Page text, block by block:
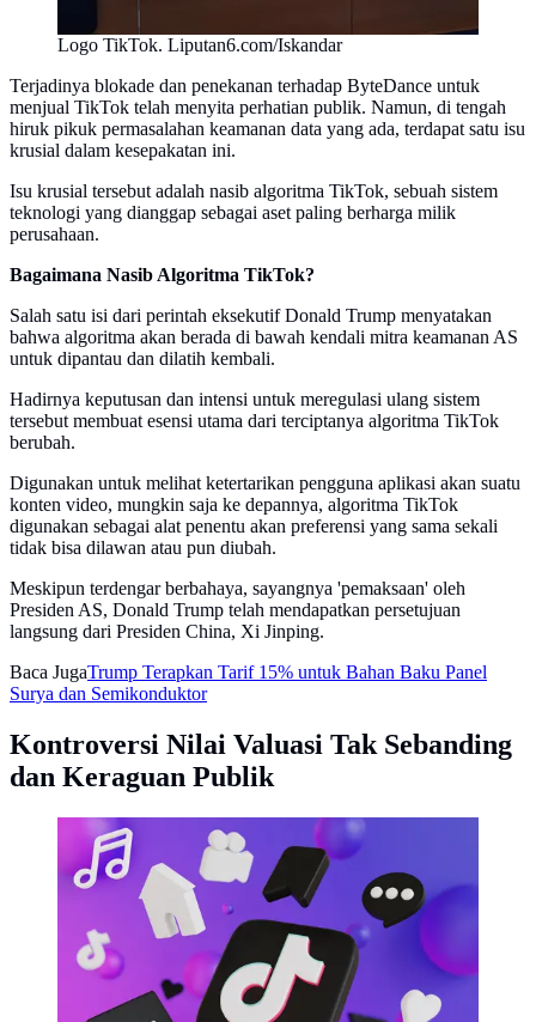
Logo TikTok. Liputan6.com/Iskandar
Terjadinya blokade dan penekanan terhadap ByteDance untuk
menjual TikTok telah menyita perhatian publik. Namun, di tengah
hiruk pikuk permasalahan keamanan data yang ada, terdapat satu isu
krusial dalam kesepakatan ini.
Isu krusial tersebut adalah nasib algoritma TikTok, sebuah sistem
teknologi yang dianggap sebagai aset paling berharga milik
perusahaan.
Bagaimana Nasib Algoritma TikTok?
Salah satu isi dari perintah eksekutif Donald Trump menyatakan
bahwa algoritma akan berada di bawah kendali mitra keamanan AS
untuk dipantau dan dilatih kembali.
Hadirnya keputusan dan intensi untuk meregulasi ulang sistem
tersebut membuat esensi utama dari terciptanya algoritma TikTok
berubah.
Digunakan untuk melihat ketertarikan pengguna aplikasi akan suatu
konten video, mungkin saja ke depannya, algoritma TikTok
digunakan sebagai alat penentu akan preferensi yang sama sekali
tidak bisa dilawan atau pun diubah.
Meskipun terdengar berbahaya, sayangnya 'pemaksaan' oleh
Presiden AS, Donald Trump telah mendapatkan persetujuan
langsung dari Presiden China, Xi Jinping.
Baca JugaTrump Terapkan Tarif 15% untuk Bahan Baku Panel
Surya dan Semikonduktor
Kontroversi Nilai Valuasi Tak Sebanding
dan Keraguan Publik